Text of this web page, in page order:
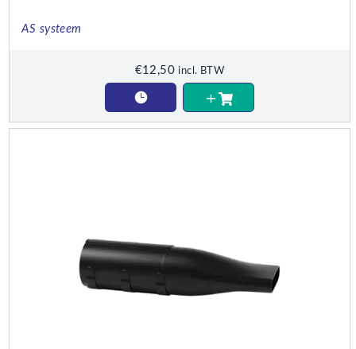
AS systeem
€12,50 incl. BTW